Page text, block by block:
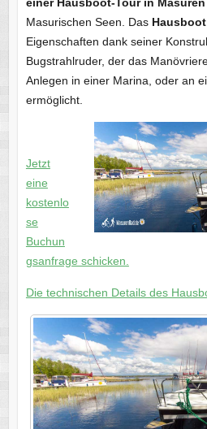
Masurischen Seen. Das Hausboot
Eigenschaften dank seiner
Bugstrahlruder, der das
Anlegen in einer Marina, oder an
ermöglicht.
Jetzt
eine
kostenlo
se
Buchun
gsanfrage schicken.
Die technischen Details des